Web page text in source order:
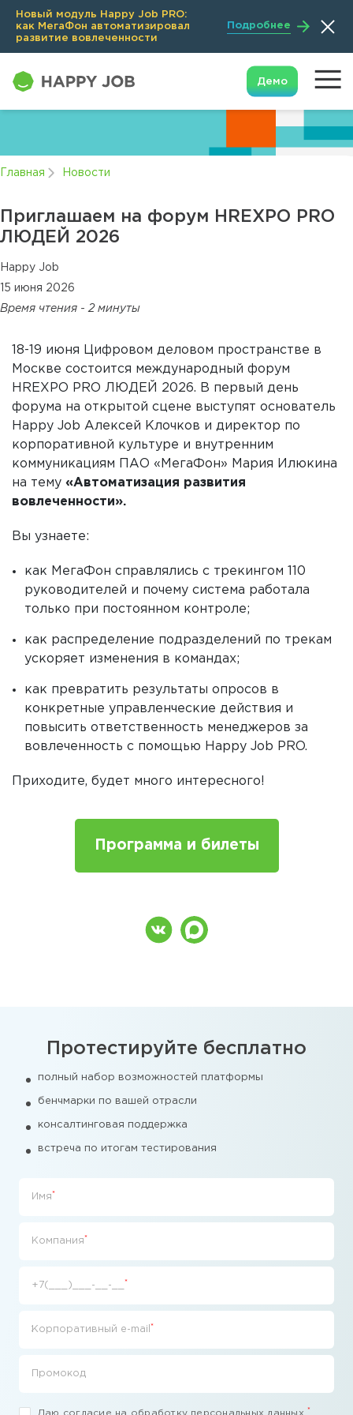
Новый модуль Happy Job PRO:
как МегаФон автоматизировал
развитие вовлеченности
Подробнее
Демо
Главная Новости
Приглашаем на форум HREXPO PRO
ЛЮДЕЙ 2026
Happy Job
15 июня 2026
Время чтения - 2 минуты
18-19 июня Цифровом деловом пространстве в
Москве состоится международный форум
HREXPO PRO ЛЮДЕЙ 2026. В первый день
форума на открытой сцене выступят основатель
Happy Job Алексей Клочков и директор по
корпоративной культуре и внутренним
коммуникациям ПАО «МегаФон» Мария Илюкина
на тему «Автоматизация развития
вовлеченности».
Вы узнаете:
как МегаФон справлялись с трекингом 110
руководителей и почему система работала
только при постоянном контроле;
как распределение подразделений по трекам
ускоряет изменения в командах;
как превратить результаты опросов в
конкретные управленческие действия и
повысить ответственность менеджеров за
вовлеченность с помощью Happy Job PRO.
Приходите, будет много интересного!
Программа и билеты
Протестируйте бесплатно
полный набор возможностей платформы
бенчмарки по вашей отрасли
консалтинговая поддержка
встреча по итогам тестирования
Имя*
Компания*
+7(___)___-__-__ *
Корпоративный e-mail *
Промокод
Даю согласие на обработку персональных данных *